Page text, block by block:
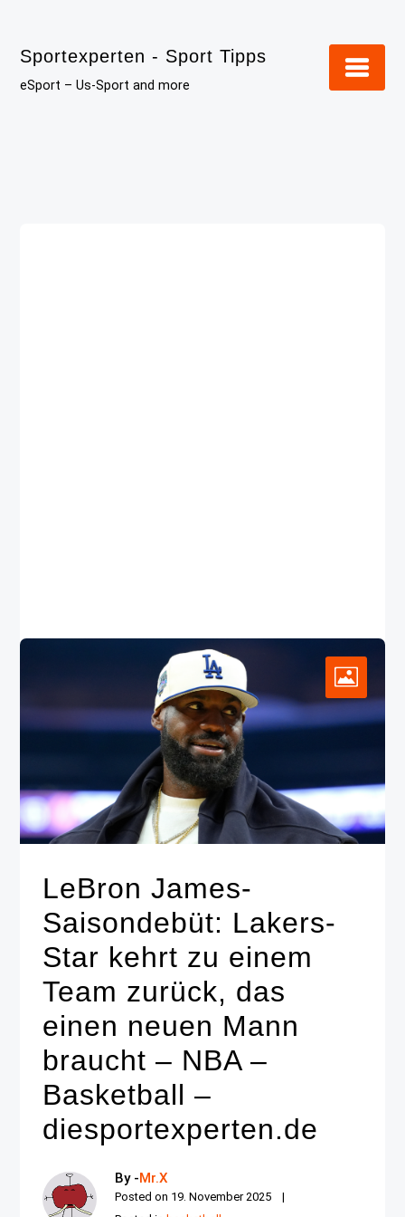
content
Sportexperten - Sport Tipps
eSport – Us-Sport and more
LeBron James-
Saisondebüt: Lakers-
Star kehrt zu einem
Team zurück, das
einen neuen Mann
braucht – NBA –
Basketball –
diesportexperten.de
By -Mr.X
Posted on 19. November 2025